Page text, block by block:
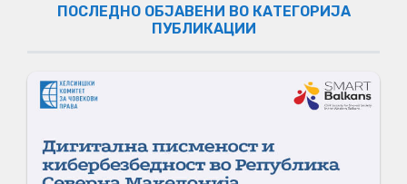
ПОСЛЕДНО ОБЈАВЕНИ ВО КАТЕГОРИЈА
ПУБЛИКАЦИИ